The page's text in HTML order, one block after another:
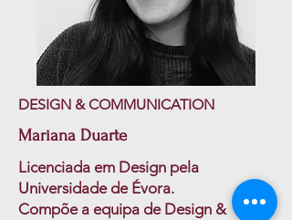
DESIGN & COMMUNICATION
Mariana Duarte
Licenciada em Design pela
Universidade de Évora.
Compõe a equipa de Design &